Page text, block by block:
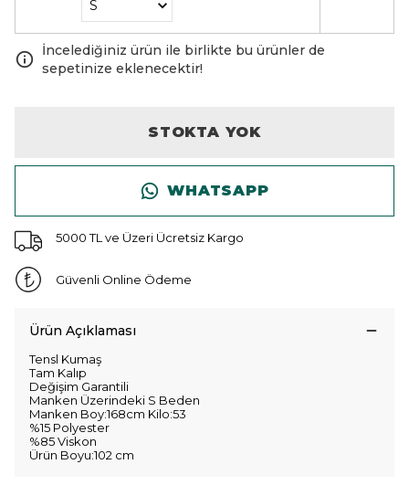
İncelediğiniz ürün ile birlikte bu ürünler de
sepetinize eklenecektir!
STOKTA YOK
WHATSAPP
5000 TL ve Üzeri Ücretsiz Kargo
Güvenli Online Ödeme
Ürün Açıklaması
Tensl Kumaş
Tam Kalıp
Değişim Garantili
Manken Üzerindeki S Beden
Manken Boy:168cm Kilo:53
%15 Polyester
%85 Viskon
Ürün Boyu:102 cm